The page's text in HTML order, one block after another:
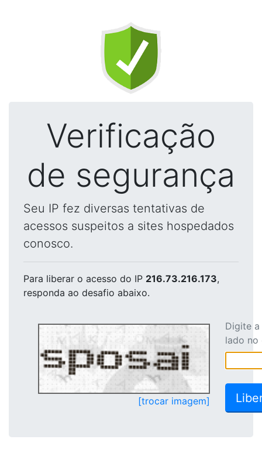
Verificação
de segurança
Seu IP fez diversas tentativas de
acessos suspeitos a sites hospedados
conosco.
Para liberar o acesso do IP 216.73.216.173,
responda ao desafio abaixo.
[trocar imagem]
Digite
lado no